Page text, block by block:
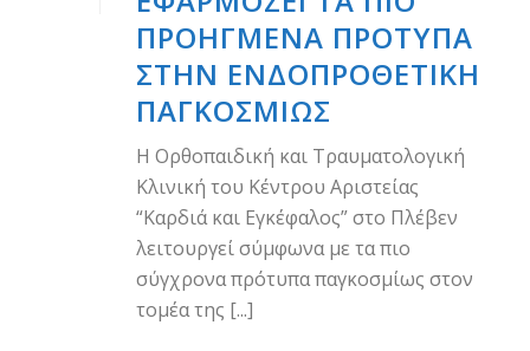
ΠΡΟΗΓΜΈΝΑ ΠΡΌΤΥΠΑ
ΣΤΗΝ ΕΝΔΟΠΡΟΘΕΤΙΚΉ
ΠΑΓΚΟΣΜΊΩΣ
Η Ορθοπαιδική και Τραυματολογική
Κλινική του Κέντρου Αριστείας
“Καρδιά και Εγκέφαλος” στο Πλέβεν
λειτουργεί σύμφωνα με τα πιο
σύγχρονα πρότυπα παγκοσμίως στον
τομέα της [...]